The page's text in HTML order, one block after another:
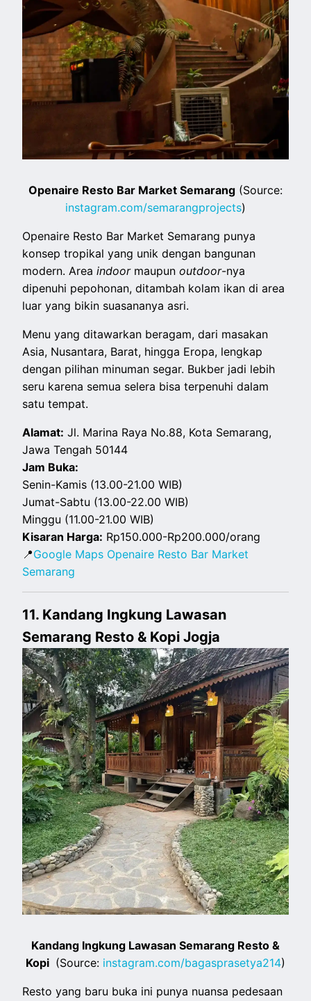
Openaire Resto Bar Market Semarang (Source:
instagram.com/semarangprojects)
Openaire Resto Bar Market Semarang punya
konsep tropikal yang unik dengan bangunan
modern. Areaindoor maupunoutdoor-nya
dipenuhi pepohonan, ditambah kolam ikan di area
luar yang bikin suasananya asri.
Menu yang ditawarkan beragam, dari masakan
Asia, Nusantara, Barat, hingga Eropa, lengkap
dengan pilihan minuman segar. Bukber jadi lebih
seru karena semua selera bisa terpenuhi dalam
satu tempat.
Alamat: Jl. Marina Raya No.88, Kota Semarang,
Jawa Tengah 50144
Jam Buka:
Senin-Kamis (13.00-21.00 WIB)
Jumat-Sabtu (13.00-22.00 WIB)
Minggu (11.00-21.00 WIB)
Kisaran Harga: Rp150.000-Rp200.000/orang
📍Google Maps Openaire Resto Bar Market
Semarang
11. Kandang Ingkung Lawasan
Semarang Resto & Kopi Jogja
Kandang Ingkung Lawasan Semarang Resto &
Kopi (Source: instagram.com/bagasprasetya214)
Resto yang baru buka ini punya nuansa pedesaan